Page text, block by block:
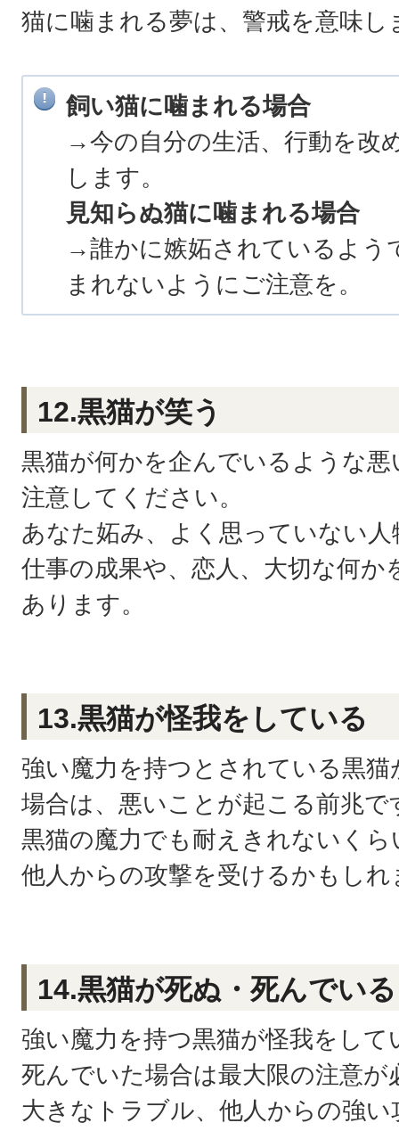
猫に噛まれる夢は、警戒を意味し
飼い猫に噛まれる場合
→今の自分の生活、行動を改
します。
見知らぬ猫に噛まれる場合
→誰かに嫉妬されているよう
まれないようにご注意を。
12.黒猫が笑う
黒猫が何かを企んでいるような
注意してください。
あなた妬み、よく思っていない
仕事の成果や、恋人、大切な何か
あります。
13.黒猫が怪我をしている
強い魔力を持つとされている黒
場合は、悪いことが起こる前兆で
黒猫の魔力でも耐えきれないく
他人からの攻撃を受けるかもしれ
14.黒猫が死ぬ・死んでいる
強い魔力を持つ黒猫が怪我をし
死んでいた場合は最大限の注意が
大きなトラブル、他人からの強